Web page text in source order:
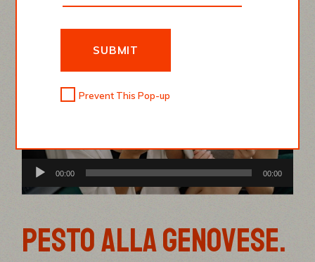
Audio
Player
00:00 00:00
PESTO ALLA GENOVESE.
SUBMIT
Prevent This Pop-up